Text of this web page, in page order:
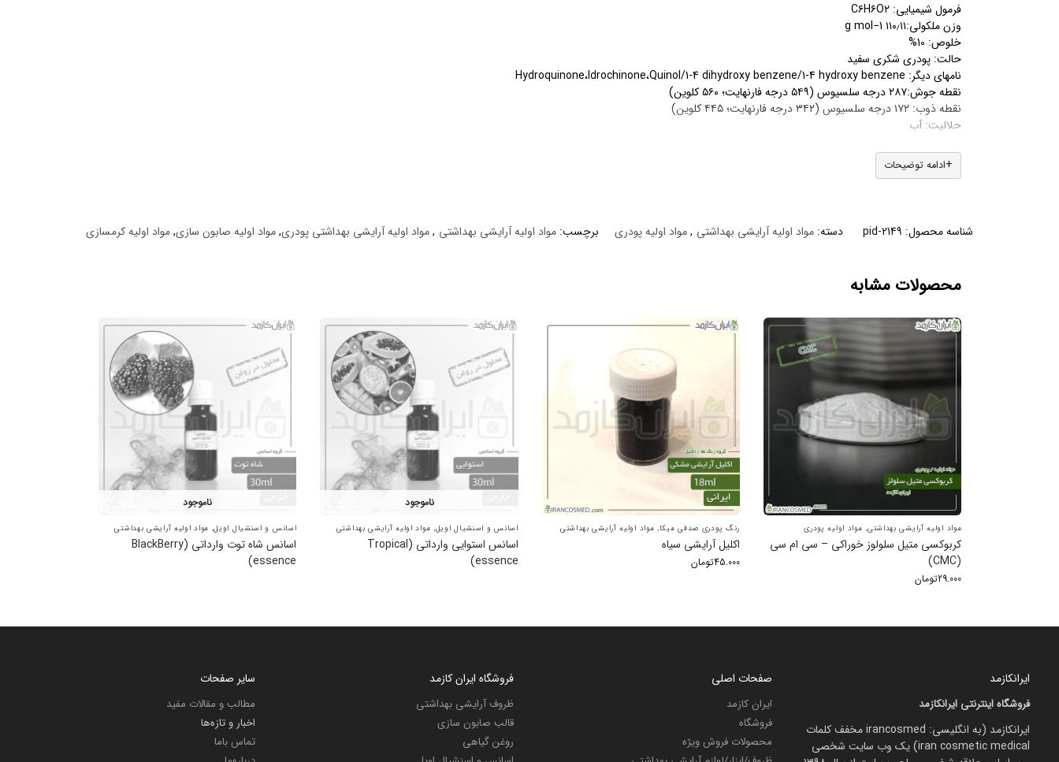
فرمول شیمیایی: C۶H۶O۲
وزن ملکولی:۱۱۰٫۱۱ g mol−1
خلوص: 10%
حالت: پودری شکری سفید
نامهای دیگر: Hydroquinone،Idrochinone،Quinol/1-4 dihydroxy benzene/1-4 hydroxy benzene
نقطه جوش:۲۸۷ درجه سلسیوس (۵۴۹ درجه فارنهایت؛ ۵۶۰ کلوین)
نقطه ذوب: ۱۷۲ درجه سلسیوس (۳۴۲ درجه فارنهایت؛ ۴۴۵ کلوین)
حلالیت: آب
خواص و کاربردها
خاصیت لایه برداری
ادامه توضیحات
شناسه محصول: pid-2149 دسته: مواد اولیه آرایشی بهداشتی ,مواد اولیه پودری برچسب: مواد اولیه آرایشی بهداشتی ,مواد اولیه آرایشی بهداشتی پودری,مواد اولیه صابون سازی,مواد اولیه کرمسازی
محصولات مشابه
مواد اولیه آرایشی بهداشتی, مواد اولیه پودری
کربوکسی متیل سلولوز خوراکی – سی ام سی
(CMC)
29.000تومان
رنگ پودری صدفی میکا, مواد اولیه آرایشی بهداشتی
اکلیل آرایشی سیاه
45.000تومان
ناموجود
اسانس و اسنشیال اویل, مواد اولیه آرایشی بهداشتی
اسانس استوایی وارداتی (Tropical
essence)
ناموجود
اسانس و اسنشیال اویل, مواد اولیه آرایشی بهداشتی
اسانس شاه توت وارداتی (BlackBerry
essence)
ایرانکازمد
فروشگاه اینترنتی ایرانکازمد
ایرانکازمد (به انگلیسی: irancosmed مخفف کلمات
iran cosmetic medical) یک وب سایت شخصی
صفحات اصلی
ایران کازمد
فروشگاه
محصولات فروش ویژه
فروشگاه ایران کازمد
ظروف آرایشی بهداشتی
قالب صابون سازی
روغن گیاهی
سایر صفحات
مطالب و مقالات مفید
اخبار و تازه‌ها
تماس باما